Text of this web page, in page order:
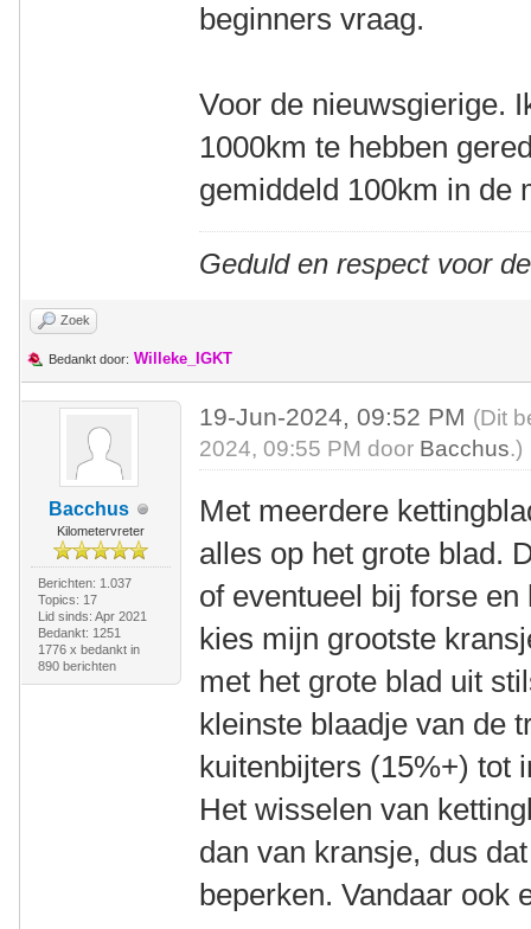
beginners vraag.
Voor de nieuwsgierige.
1000km te hebben
gemiddeld 100km in de
Geduld en respect voor
Zoek
Bedankt door: Willeke_IGKT
Bacchus
Kilometervreter
Berichten: 1.037
Topics: 17
Lid sinds: Apr 2021
Bedankt: 1251
1776 x bedankt in
890 berichten
19-Jun-2024, 09:52 PM (Dit
2024, 09:55 PM door Bacchus.)
Met meerdere
alles op het grote blad.
of eventueel bij forse
kies mijn grootste
met het grote blad uit
kleinste blaadje van de
kuitenbijters (15%+) tot
Het wisselen van
dan van kransje, dus
beperken. Vandaar ook